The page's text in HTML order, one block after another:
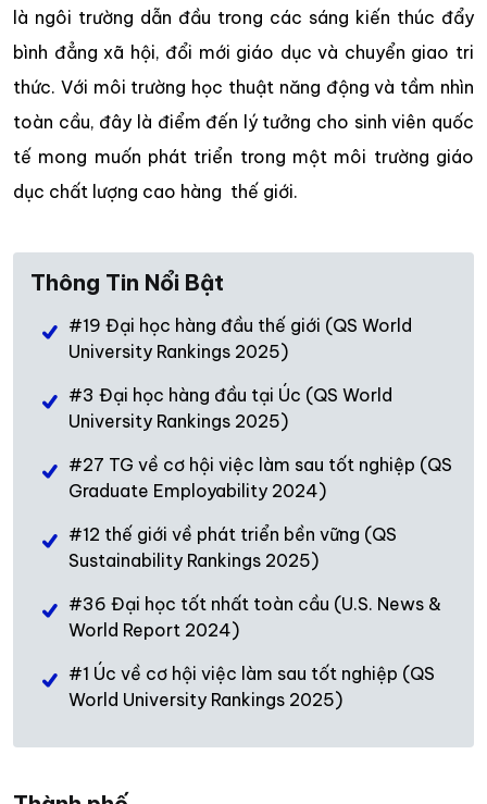
là ngôi trường dẫn đầu trong các sáng kiến thúc đẩy
bình đẳng xã hội, đổi mới giáo dục và chuyển giao tri
thức. Với môi trường học thuật năng động và tầm nhìn
toàn cầu, đây là điểm đến lý tưởng cho sinh viên quốc
tế mong muốn phát triển trong một môi trường giáo
dục chất lượng cao hàng thế giới.
Thông Tin Nổi Bật
#19 Đại học hàng đầu thế giới (QS World
University Rankings 2025)
#3 Đại học hàng đầu tại Úc (QS World
University Rankings 2025)
#27 TG về cơ hội việc làm sau tốt nghiệp (QS
Graduate Employability 2024)
#12 thế giới về phát triển bền vững (QS
Sustainability Rankings 2025)
#36 Đại học tốt nhất toàn cầu (U.S. News &
World Report 2024)
#1 Úc về cơ hội việc làm sau tốt nghiệp (QS
World University Rankings 2025)